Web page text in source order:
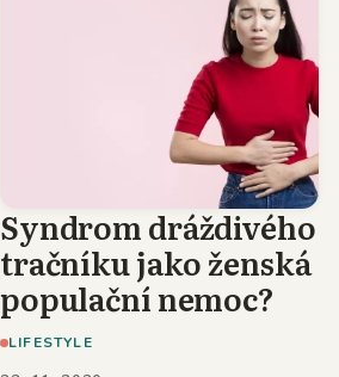
Syndrom dráždivého
tračníku jako ženská
populační nemoc?
LIFESTYLE